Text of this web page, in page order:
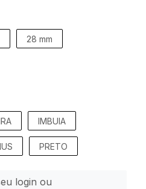
28 mm
IMBUIA
PRETO
login ou